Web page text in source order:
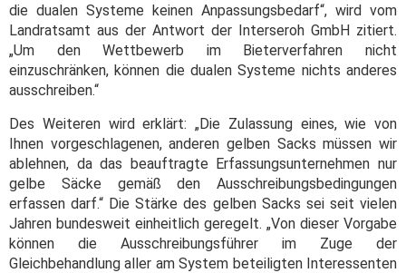
die dualen Systeme keinen Anpassungsbedarf“, wird vom
Landratsamt aus der Antwort der Interseroh GmbH zitiert.
„Um den Wettbewerb im Bieterverfahren nicht
einzuschränken, können die dualen Systeme nichts anderes
ausschreiben.“
Des Weiteren wird erklärt: „Die Zulassung eines, wie von
Ihnen vorgeschlagenen, anderen gelben Sacks müssen wir
ablehnen, da das beauftragte Erfassungsunternehmen nur
gelbe Säcke gemäß den Ausschreibungsbedingungen
erfassen darf.“ Die Stärke des gelben Sacks sei seit vielen
Jahren bundesweit einheitlich geregelt. „Von dieser Vorgabe
können die Ausschreibungsführer im Zuge der
Gleichbehandlung aller am System beteiligten Interessenten